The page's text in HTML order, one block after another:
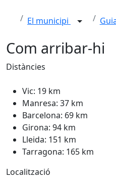
El municipi
Com arribar-hi
Distàncies
Vic: 19 km
Manresa: 37 km
Barcelona: 69 km
Girona: 94 km
Lleida: 151 km
Tarragona: 165 km
Localització